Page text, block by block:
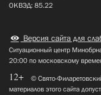
ОКВЭД: 85.22
Версия сайта для
Ситуационный центр
20:00 по московскому
12+
© Свято-
материалов этого сайта